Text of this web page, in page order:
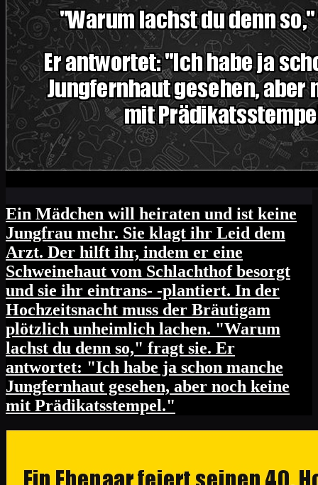
Ein Mädchen will heiraten und ist keine
Jungfrau mehr. Sie klagt ihr Leid dem
Arzt. Der hilft ihr, indem er eine
Schweinehaut vom Schlachthof besorgt
und sie ihr eintrans- -plantiert. In der
Hochzeitsnacht muss der Bräutigam
plötzlich unheimlich lachen. "Warum
lachst du denn so," fragt sie. Er
antwortet: "Ich habe ja schon manche
Jungfernhaut gesehen, aber noch keine
mit Prädikatsstempel."